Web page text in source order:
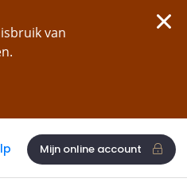
van
Mijn online account